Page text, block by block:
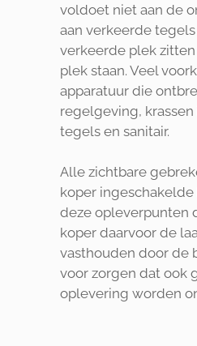
voldoet niet aan de
aan verkeerde
verkeerde plek
plek staan. Veel
apparatuur die
regelgeving,
tegels en sanitair.
Alle zichtbare
koper
deze opleverpunten
koper daarvoor de
vasthouden door de
voor zorgen dat ook
oplevering worden